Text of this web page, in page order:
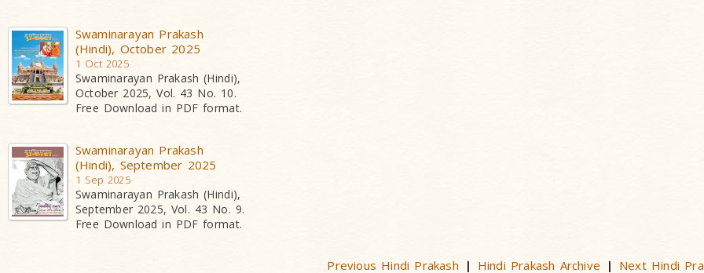
Swaminarayan Prakash
(Hindi), October 2025
1 Oct 2025
Swaminarayan Prakash (Hindi),
October 2025, Vol. 43 No. 10.
Free Download in PDF format.
Swaminarayan Prakash
(Hindi), September 2025
1 Sep 2025
Swaminarayan Prakash (Hindi),
September 2025, Vol. 43 No. 9.
Free Download in PDF format.
Previous Hindi Prakash | Hindi Prakash Archive | Next Hindi